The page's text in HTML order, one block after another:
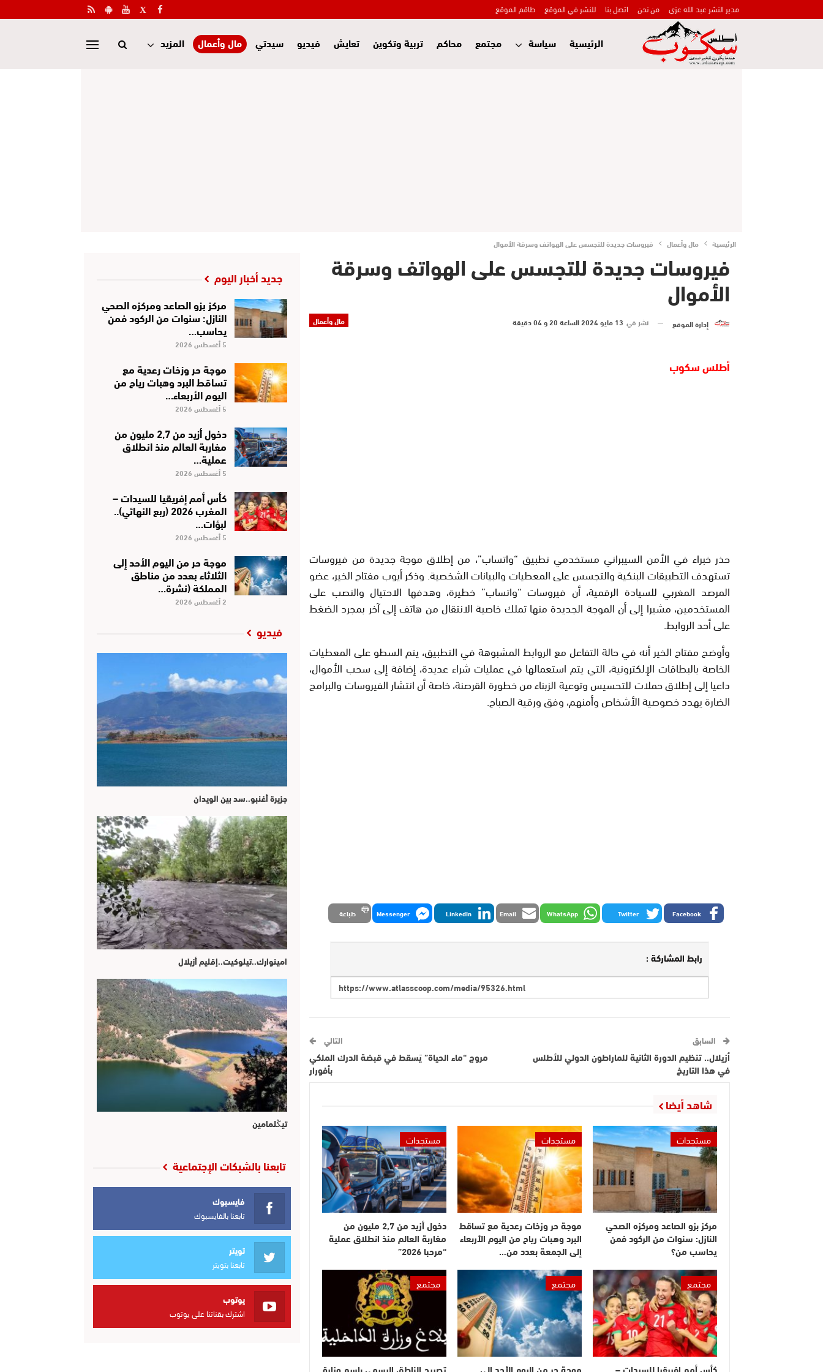
مدير النشر عبد الله عزي من نحن اتصل بنا للنشر في الموقع طاقم الموقع
الرئيسية سياسة مجتمع محاكم تربية وتكوين تعايش فيديو سيدتي مال وأعمال المزيد
الرئيسية مال وأعمال فيروسات جديدة للتجسس على الهواتف وسرقة الأموال
فيروسات جديدة للتجسس على الهواتف وسرقة
الأموال
مال وأعمال إدارة الموقع نشر في 13 مايو 2024 الساعة 20 و 04 دقيقة
أطلس سكوب
حذر خبراء في الأمن السيبراني مستخدمي تطبيق “واتساب”، من إطلاق موجة جديدة من فيروسات
تستهدف التطبيقات البنكية والتجسس على المعطيات والبيانات الشخصية. وذكر أيوب مفتاح الخير، عضو
المرصد المغربي للسيادة الرقمية، أن فيروسات “واتساب” خطيرة، وهدفها الاحتيال والنصب على
المستخدمين، مشيرا إلى أن الموجة الجديدة منها تملك خاصية الانتقال من هاتف إلى آخر بمجرد الضغط
على أحد الروابط.
وأوضح مفتاح الخير أنه في حالة التفاعل مع الروابط المشبوهة في التطبيق، يتم السطو على المعطيات
الخاصة بالبطاقات الإلكترونية، التي يتم استعمالها في عمليات شراء عديدة، إضافة إلى سحب الأموال،
داعيا إلى إطلاق حملات للتحسيس وتوعية الزبناء من خطورة القرصنة، خاصة أن انتشار الفيروسات والبرامج
الضارة يهدد خصوصية الأشخاص وأمنهم، وفق ورقية الصباح.
Facebook
Twitter
WhatsApp
Email
LinkedIn
Messenger طباعة
رابط المشاركة :
السابق
أزيلال.. تنظيم الدورة الثانية للماراطون الدولي للأطلس
في هذا التاريخ
التالي
مروج “ماء الحياة” يَسقط في قبضة الدرك الملكي
بأفورار
شاهد أيضا
مستجدات
مركز بزو الصاعد ومركزه الصحي
النازل: سنوات من الركود فمن
يحاسب من؟
مستجدات
موجة حر وزخات رعدية مع تساقط
البرد وهبات رياح من اليوم الأربعاء
إلى الجمعة بعدد من…
مستجدات
دخول أزيد من 2,7 مليون من
مغاربة العالم منذ انطلاق عملية
“مرحبا 2026”
مجتمع
مجتمع مجتمع
جديد أخبار اليوم
مركز بزو الصاعد ومركزه الصحي
النازل: سنوات من الركود فمن
يحاسب…
5 أغسطس 2026
موجة حر وزخات رعدية مع
تساقط البرد وهبات رياح من
اليوم الأربعاء…
5 أغسطس 2026
دخول أزيد من 2,7 مليون من
مغاربة العالم منذ انطلاق
عملية…
5 أغسطس 2026
كأس أمم إفريقيا للسيدات –
المغرب 2026 (ربع النهائي)..
لبؤات…
5 أغسطس 2026
موجة حر من اليوم الأحد إلى
الثلاثاء بعدد من مناطق
المملكة (نشرة…
2 أغسطس 2026
فيديو
جزيرة أغنبو..سد بين الويدان
امينوارك..تيلوكيت..إقليم أزيلال
تيڭلمامين
تابعنا بالشبكات الإجتماعية
فايسبوك
تابعنا بالفايسبوك
تويتر
تابعنا بتويتر
يوتوب
اشترك بقناتنا على يوتوب